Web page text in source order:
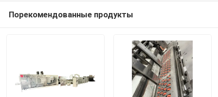
Порекомендованные продукты